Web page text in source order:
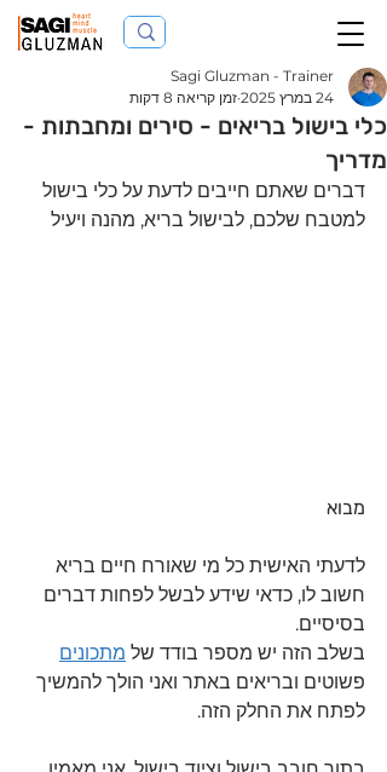
כלי בישול בריאים - סירים ומחבתות -
מדריך
Sagi Gluzman - Trainer
24 במרץ 2025
זמן קריאה 8 דקות
דברים שאתם חייבים לדעת על כלי בישול
למטבח שלכם, לבישול בריא, מהנה ויעיל
מבוא
לדעתי האישית כל מי שאורח חיים בריא
חשוב לו, כדאי שידע לבשל לפחות דברים
בסיסיים.
בשלב הזה יש מספר בודד של מתכונים
פשוטים ובריאים באתר ואני הולך להמשיך
לפתח את החלק הזה.